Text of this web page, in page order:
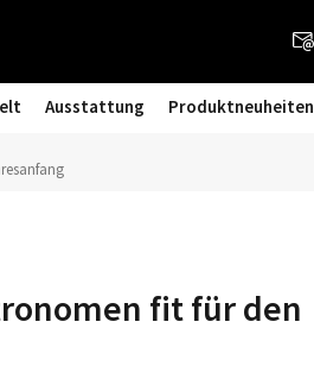
Ausstattung Produktneuheiten
fit für den